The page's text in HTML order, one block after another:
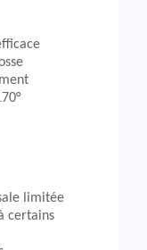
limitée
certains